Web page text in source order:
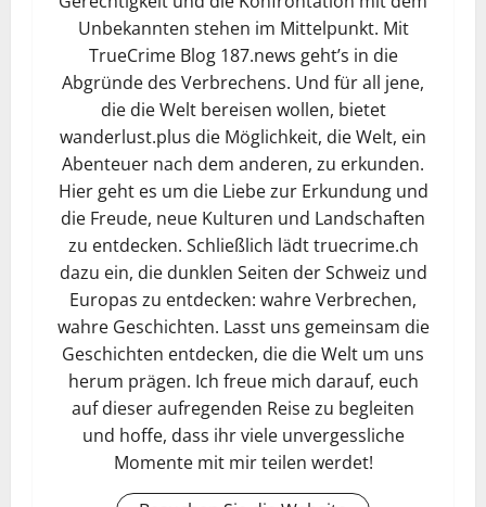
Unbekannten stehen im Mittelpunkt. Mit
TrueCrime Blog 187.news geht’s in die
Abgründe des Verbrechens. Und für all jene,
die die Welt bereisen wollen, bietet
wanderlust.plus die Möglichkeit, die Welt, ein
Abenteuer nach dem anderen, zu erkunden.
Hier geht es um die Liebe zur Erkundung und
die Freude, neue Kulturen und Landschaften
zu entdecken. Schließlich lädt truecrime.ch
dazu ein, die dunklen Seiten der Schweiz und
Europas zu entdecken: wahre Verbrechen,
wahre Geschichten. Lasst uns gemeinsam die
Geschichten entdecken, die die Welt um uns
herum prägen. Ich freue mich darauf, euch
auf dieser aufregenden Reise zu begleiten
und hoffe, dass ihr viele unvergessliche
Momente mit mir teilen werdet!